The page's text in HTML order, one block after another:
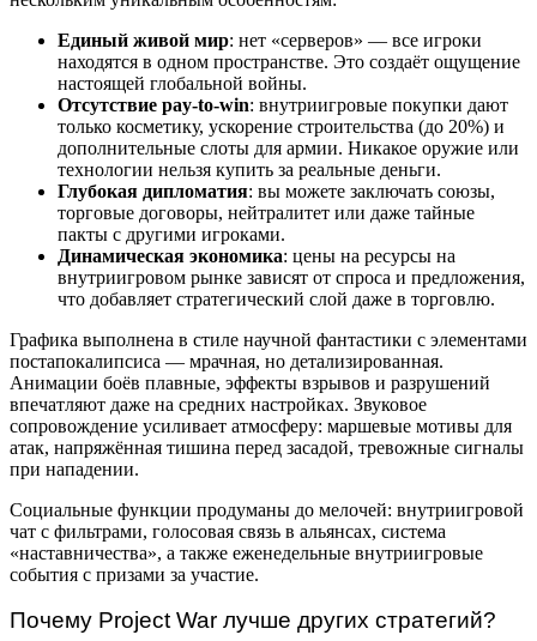
Единый живой мир: нет «серверов» — все игроки
находятся в одном пространстве. Это создаёт ощущение
настоящей глобальной войны.
Отсутствие pay-to-win: внутриигровые покупки дают
только косметику, ускорение строительства (до 20%) и
дополнительные слоты для армии. Никакое оружие или
технологии нельзя купить за реальные деньги.
Глубокая дипломатия: вы можете заключать союзы,
торговые договоры, нейтралитет или даже тайные
пакты с другими игроками.
Динамическая экономика: цены на ресурсы на
внутриигровом рынке зависят от спроса и предложения,
что добавляет стратегический слой даже в торговлю.
Графика выполнена в стиле научной фантастики с элементами
постапокалипсиса — мрачная, но детализированная.
Анимации боёв плавные, эффекты взрывов и разрушений
впечатляют даже на средних настройках. Звуковое
сопровождение усиливает атмосферу: маршевые мотивы для
атак, напряжённая тишина перед засадой, тревожные сигналы
при нападении.
Социальные функции продуманы до мелочей: внутриигровой
чат с фильтрами, голосовая связь в альянсах, система
«наставничества», а также еженедельные внутриигровые
события с призами за участие.
Почему Project War лучше других стратегий?